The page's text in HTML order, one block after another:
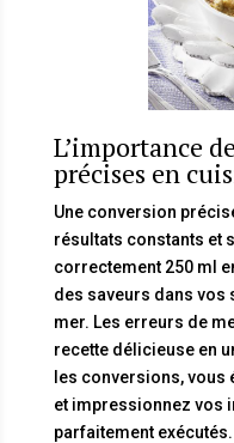
L’importance
précises en
Une conversion
résultats constants et
correctement 250 ml
des saveurs dans vos
mer. Les erreurs de
recette délicieuse en
les conversions,
et impressionnez vos
parfaitement exécutés.